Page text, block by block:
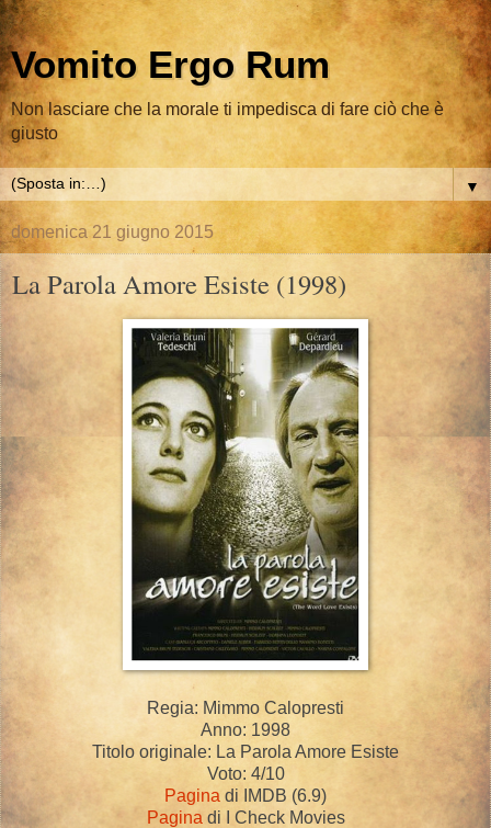
Vomito Ergo Rum
Non lasciare che la morale ti impedisca di fare ciò che è
giusto
▼
domenica 21 giugno 2015
La Parola Amore Esiste (1998)
Regia: Mimmo Calopresti
Anno: 1998
Titolo originale: La Parola Amore Esiste
Voto: 4/10
Pagina di IMDB (6.9)
Pagina di I Check Movies